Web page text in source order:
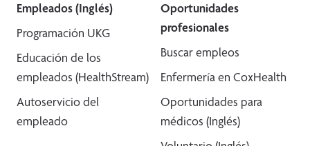
Empleados (Inglés)
Programación UKG
Educación de los
empleados (HealthStream)
Autoservicio del
empleado
Oportunidades
profesionales
Buscar empleos
Enfermería en CoxHealth
Oportunidades para
médicos (Inglés)